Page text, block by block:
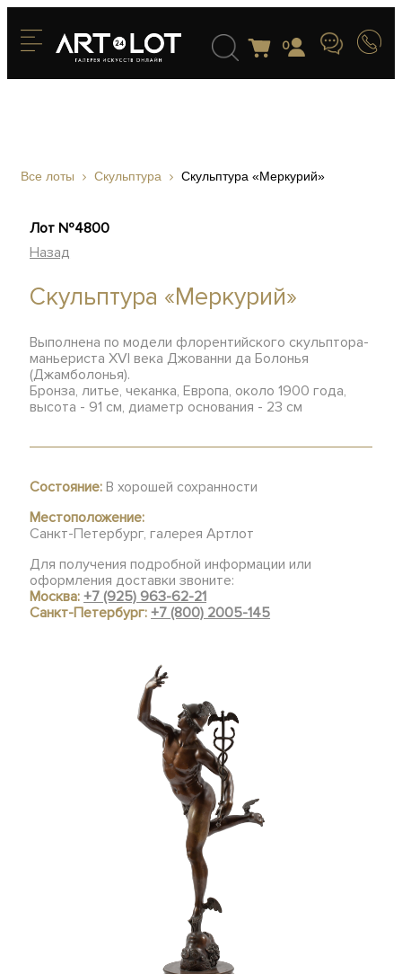
0
Все лоты Скульптура Скульптура «Меркурий»
Лот №4800
Назад
Скульптура «Меркурий»
Выполнена по модели флорентийского скульптора-
маньериста XVI века Джованни да Болонья
(Джамболонья).
Бронза, литье, чеканка, Европа, около 1900 года,
высота - 91 см, диаметр основания - 23 см
Состояние: В хорошей сохранности
Местоположение:
Санкт-Петербург, галерея Артлот
Для получения подробной информации или
оформления доставки звоните:
Москва:+7 (925) 963-62-21
Санкт-Петербург:+7 (800) 2005-145